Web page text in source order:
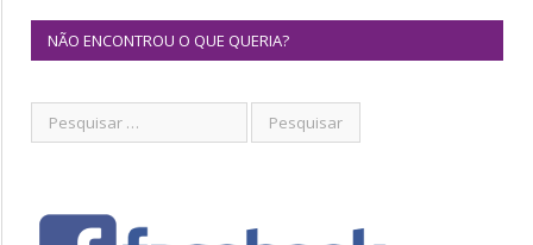
NÃO ENCONTROU O QUE QUERIA?